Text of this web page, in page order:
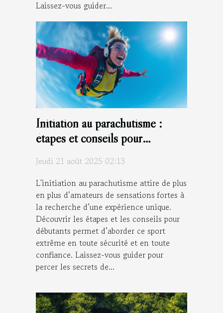
Laissez-vous guider...
Initiation au parachutisme :
étapes et conseils pour
Jeudi 21 août 2025 02:13
L'initiation au parachutisme attire de plus
en plus d’amateurs de sensations fortes à
la recherche d’une expérience unique.
Découvrir les étapes et les conseils pour
débutants permet d’aborder ce sport
extrême en toute sécurité et en toute
confiance. Laissez-vous guider pour
percer les secrets de...